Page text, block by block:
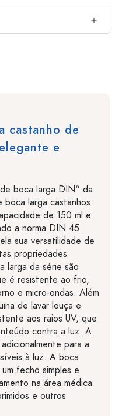
castanho de
e
boca larga DIN“ da
boca larga castanhos
de 150 ml e
a norma DIN 45.
sua versatilidade de
propriedades
larga da série são
é resistente ao frio,
e micro-ondas. Além
de lavar louça e
aos raios UV, que
contra a luz. A
para a
à luz. A boca
fecho simples e
na área médica
e outros